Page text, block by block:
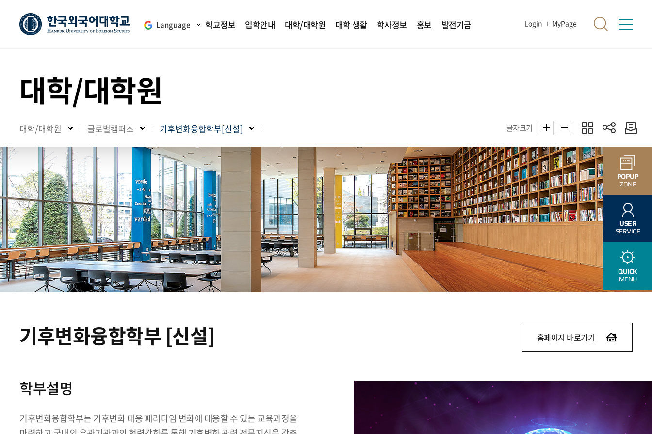
Language 학교정보 입학안내 대학/대학원 대학 생활 학사정보 홍보 발전기금 Login MyPage
대학/대학원
대학/대학원 글로벌캠퍼스 기후변화융합학부[신설] 글자크기
기후변화융합학부 [신설] 홈페이지 바로가기
학부설명
기후변화융합학부는 기후변화 대응 패러다임 변화에 대응할 수 있는 교육과정을
POPUP
ZONE
USER
SERVICE
QUICK
MENU